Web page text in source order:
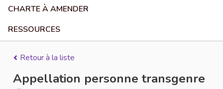
CHARTE À AMENDER
RESSOURCES
Retour à la liste
Appellation personne transgenre